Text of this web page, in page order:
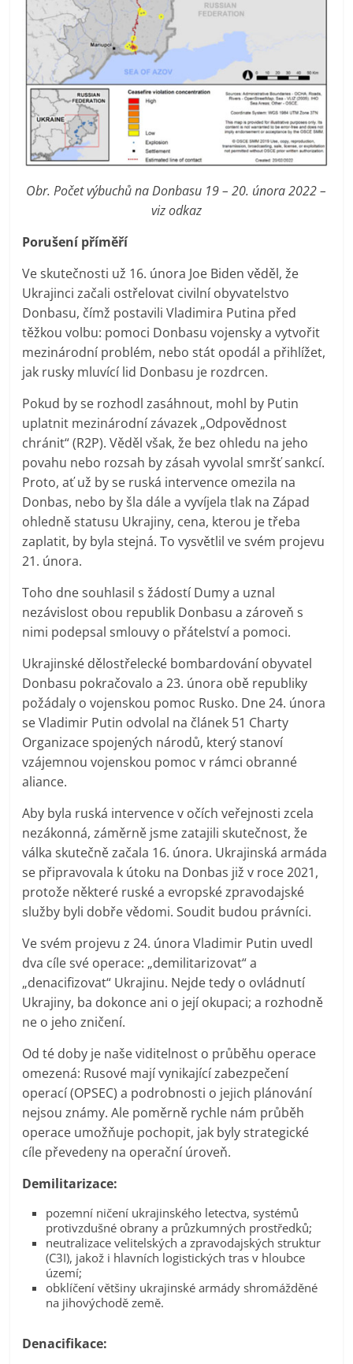
Obr. Počet výbuchů na Donbasu 19 – 20. února 2022 –
viz odkaz
Porušení příměří
Ve skutečnosti už 16. února Joe Biden věděl, že
Ukrajinci začali ostřelovat civilní obyvatelstvo
Donbasu, čímž postavili Vladimira Putina před
těžkou volbu: pomoci Donbasu vojensky a vytvořit
mezinárodní problém, nebo stát opodál a přihlížet,
jak rusky mluvící lid Donbasu je rozdrcen.
Pokud by se rozhodl zasáhnout, mohl by Putin
uplatnit mezinárodní závazek „Odpovědnost
chránit“ (R2P). Věděl však, že bez ohledu na jeho
povahu nebo rozsah by zásah vyvolal smršť sankcí.
Proto, ať už by se ruská intervence omezila na
Donbas, nebo by šla dále a vyvíjela tlak na Západ
ohledně statusu Ukrajiny, cena, kterou je třeba
zaplatit, by byla stejná. To vysvětlil ve svém projevu
21. února.
Toho dne souhlasil s žádostí Dumy a uznal
nezávislost obou republik Donbasu a zároveň s
nimi podepsal smlouvy o přátelství a pomoci.
Ukrajinské dělostřelecké bombardování obyvatel
Donbasu pokračovalo a 23. února obě republiky
požádaly o vojenskou pomoc Rusko. Dne 24. února
se Vladimir Putin odvolal na článek 51 Charty
Organizace spojených národů, který stanoví
vzájemnou vojenskou pomoc v rámci obranné
aliance.
Aby byla ruská intervence v očích veřejnosti zcela
nezákonná, záměrně jsme zatajili skutečnost, že
válka skutečně začala 16. února. Ukrajinská armáda
se připravovala k útoku na Donbas již v roce 2021,
protože některé ruské a evropské zpravodajské
služby byli dobře vědomi. Soudit budou právníci.
Ve svém projevu z 24. února Vladimir Putin uvedl
dva cíle své operace: „demilitarizovat“ a
„denacifizovat“ Ukrajinu. Nejde tedy o ovládnutí
Ukrajiny, ba dokonce ani o její okupaci; a rozhodně
ne o jeho zničení.
Od té doby je naše viditelnost o průběhu operace
omezená: Rusové mají vynikající zabezpečení
operací (OPSEC) a podrobnosti o jejich plánování
nejsou známy. Ale poměrně rychle nám průběh
operace umožňuje pochopit, jak byly strategické
cíle převedeny na operační úroveň.
Demilitarizace:
pozemní ničení ukrajinského letectva, systémů
protivzdušné obrany a průzkumných prostředků;
neutralizace velitelských a zpravodajských struktur
(C3I), jakož i hlavních logistických tras v hloubce
území;
obklíčení většiny ukrajinské armády shromážděné
na jihovýchodě země.
Denacifikace: